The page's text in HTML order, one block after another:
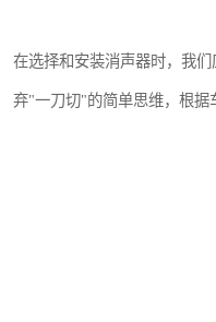
在选择和安装消声器时，我
弃"一刀切"的简单思维，根据